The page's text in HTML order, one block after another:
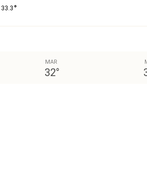
33.3 °
MAR
32°